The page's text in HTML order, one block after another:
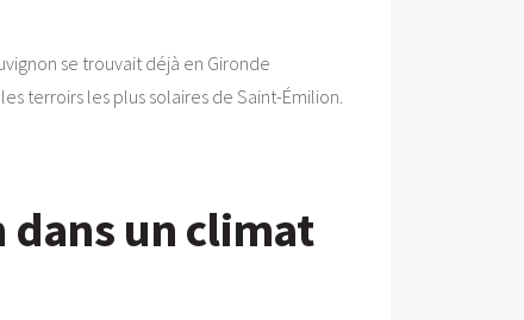
se trouvait déjà en Gironde
terroirs les plus solaires de Saint-Émilion.
dans un climat